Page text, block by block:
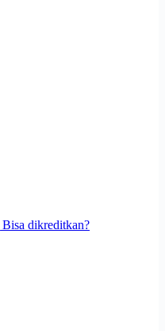
dikreditkan?